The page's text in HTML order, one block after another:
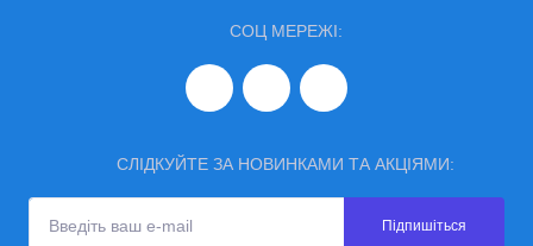
СОЦ МЕРЕЖІ:
СЛІДКУЙТЕ ЗА НОВИНКАМИ ТА АКЦІЯМИ:
Підпишіться